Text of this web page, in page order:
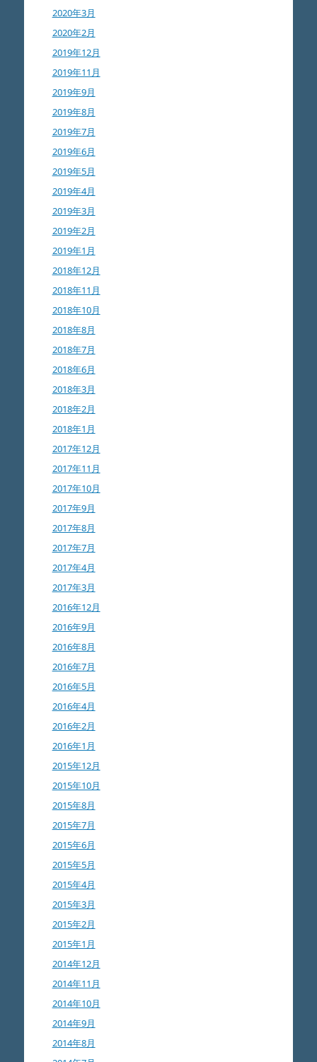
2020年3月
2020年2月
2019年12月
2019年11月
2019年9月
2019年8月
2019年7月
2019年6月
2019年5月
2019年4月
2019年3月
2019年2月
2019年1月
2018年12月
2018年11月
2018年10月
2018年8月
2018年7月
2018年6月
2018年3月
2018年2月
2018年1月
2017年12月
2017年11月
2017年10月
2017年9月
2017年8月
2017年7月
2017年4月
2017年3月
2016年12月
2016年9月
2016年8月
2016年7月
2016年5月
2016年4月
2016年2月
2016年1月
2015年12月
2015年10月
2015年8月
2015年7月
2015年6月
2015年5月
2015年4月
2015年3月
2015年2月
2015年1月
2014年12月
2014年11月
2014年10月
2014年9月
2014年8月